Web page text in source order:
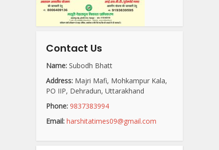
Contact Us
Name: Subodh Bhatt
Address: Majri Mafi, Mohkampur Kala,
PO IIP, Dehradun, Uttarakhand
Phone: 9837383994
Email: harshitatimes09@gmail.com